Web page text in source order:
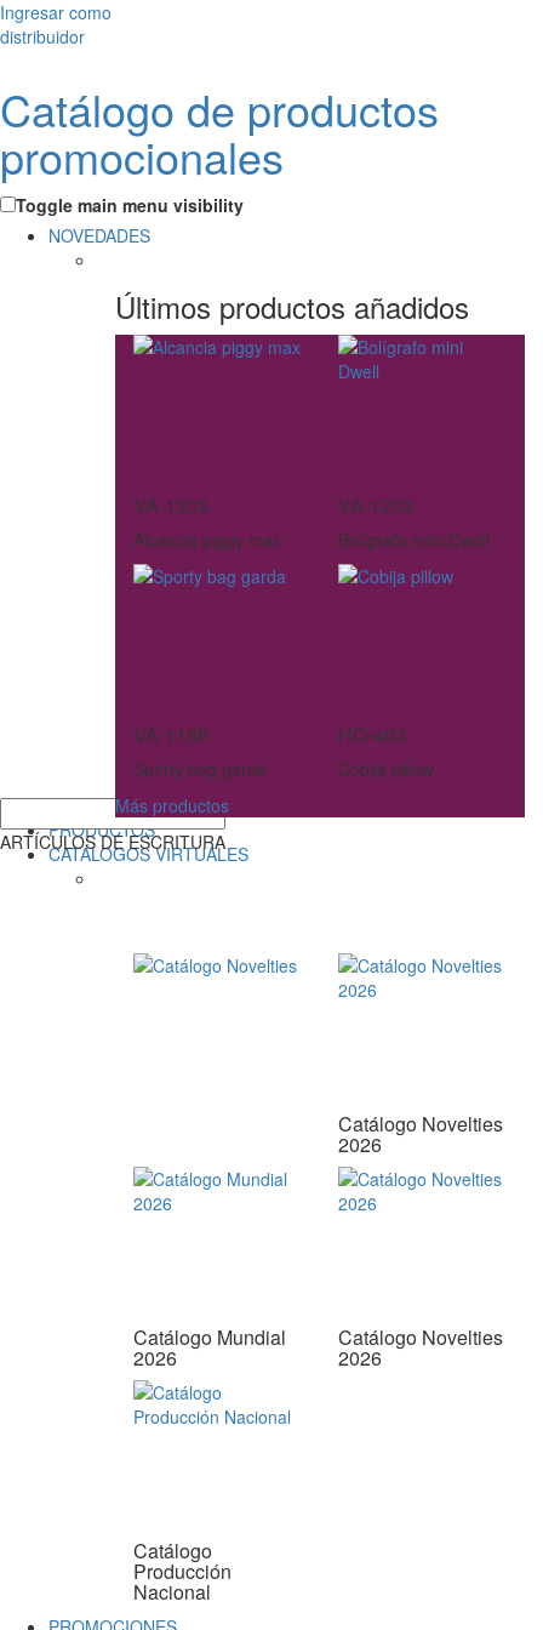
Ingresar como
distribuidor
Catálogo de productos
promocionales
Toggle main menu visibility
NOVEDADES
Últimos productos añadidos
VA-1203
Alcancia piggy max
VA-1203
Bolígrafo mini Dwell
VA-1189
Sporty bag garda
HO-403
Cobija pillow
Más productos
PRODUCTOS
CATÁLOGOS VIRTUALES
Catálogo Novelties
2026
Catálogo Mundial
2026
Catálogo Novelties
2026
Catálogo
Producción
Nacional
ARTÍCULOS DE ESCRITURA